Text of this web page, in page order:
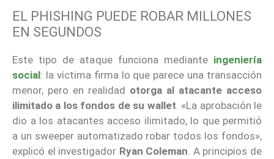
EL PHISHING PUEDE ROBAR MILLONES
EN SEGUNDOS
Este tipo de ataque funciona mediante ingeniería
social: la víctima firma lo que parece una transacción
menor, pero en realidad otorga al atacante acceso
ilimitado a los fondos de su wallet . «La aprobación le
dio a los atacantes acceso ilimitado, lo que permitió
a un sweeper automatizado robar todos los fondos»,
explicó el investigador Ryan Coleman . A principios de